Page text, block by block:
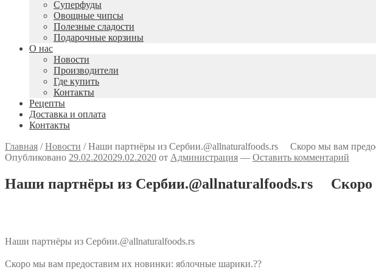
Cуперфуды
Овощные чипсы
Полезные сладости
Подарочные корзины
О нас
Новости
Производители
Где купить
Контакты
Рецепты
Доставка и оплата
Контакты
Главная /Новости /Наши партнёры из Сербии.@allnaturalfoods.rs ⠀ Скоро мы вам
Опубликовано 29.02.202029.02.2020 от Администрация — Оставить комментарий
Наши партнёры из Сербии.@allnaturalfoods.rs ⠀
Наши партнёры из Сербии.@allnaturalfoods.rs
Скоро мы вам предоставим их новинки: яблочные шарики.??